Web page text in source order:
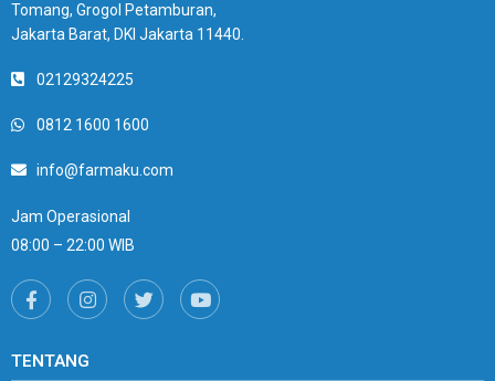
Tomang, Grogol Petamburan,
Jakarta Barat, DKI Jakarta 11440.
02129324225
0812 1600 1600
info@farmaku.com
Jam Operasional
08:00 – 22:00 WIB
TENTANG